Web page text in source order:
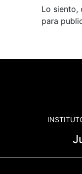
Lo siento,
para